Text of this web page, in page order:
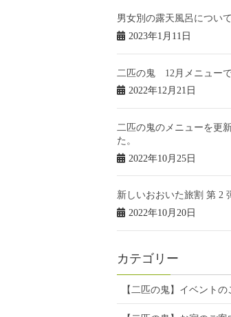
男女別の露天風呂について
2023年1月11日
二匹の鬼 12月メニューで
2022年12月21日
二匹の鬼のメニューを更
た。
2022年10月25日
新しいおおいた旅割 第 2
2022年10月20日
カテゴリー
【二匹の鬼】イベントの